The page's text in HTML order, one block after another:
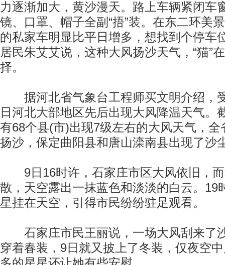
力逐渐加大，黄沙漫天。路上车辆紧闭车
镜、口罩、帽子全副“捂”装。在东二环美
的私家车明显比平日增多，想找到个停车
居民朱艾艾说，这种大风扬沙天气，“猫”
择。
据河北省气象台工程师买文明介绍，
日河北大部地区先后出现大风降温天气。
有68个县(市)出现7级左右的大风天气，
扬沙，保定曲阳县和唐山滦南县出现了沙
9日16时许，石家庄市区大风依旧，而
散，天空露出一抹蓝色和淡淡的白云。19
星挂在天空，引得市民纷纷驻足观看。
石家庄市民王丽说，一场大风刮来了
穿着春装，9日就又披上了冬装，仅夜空